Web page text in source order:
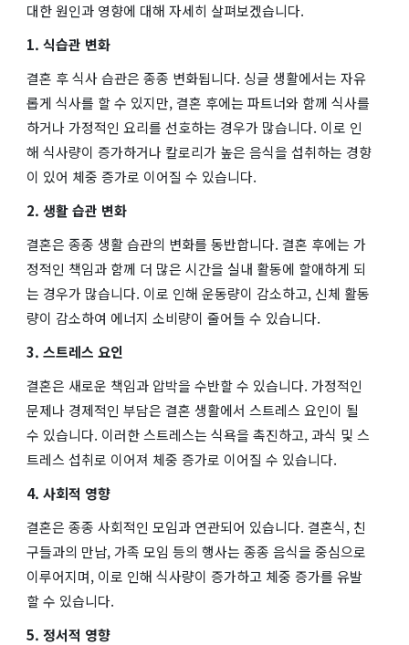
대한 원인과 영향에 대해 자세히 살펴보겠습니다.
1. 식습관 변화
결혼 후 식사 습관은 종종 변화됩니다. 싱글 생활에서는 자유
롭게 식사를 할 수 있지만, 결혼 후에는 파트너와 함께 식사를
하거나 가정적인 요리를 선호하는 경우가 많습니다. 이로 인
해 식사량이 증가하거나 칼로리가 높은 음식을 섭취하는 경향
이 있어 체중 증가로 이어질 수 있습니다.
2. 생활 습관 변화
결혼은 종종 생활 습관의 변화를 동반합니다. 결혼 후에는 가
정적인 책임과 함께 더 많은 시간을 실내 활동에 할애하게 되
는 경우가 많습니다. 이로 인해 운동량이 감소하고, 신체 활동
량이 감소하여 에너지 소비량이 줄어들 수 있습니다.
3. 스트레스 요인
결혼은 새로운 책임과 압박을 수반할 수 있습니다. 가정적인
문제나 경제적인 부담은 결혼 생활에서 스트레스 요인이 될
수 있습니다. 이러한 스트레스는 식욕을 촉진하고, 과식 및 스
트레스 섭취로 이어져 체중 증가로 이어질 수 있습니다.
4. 사회적 영향
결혼은 종종 사회적인 모임과 연관되어 있습니다. 결혼식, 친
구들과의 만남, 가족 모임 등의 행사는 종종 음식을 중심으로
이루어지며, 이로 인해 식사량이 증가하고 체중 증가를 유발
할 수 있습니다.
5. 정서적 영향